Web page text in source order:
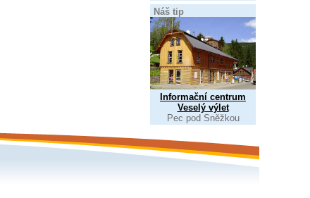
Náš tip
Informační centrum
Veselý výlet
Pec pod Sněžkou